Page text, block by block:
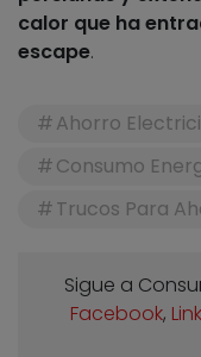
calor que ha
escape.
Ahorro
Consumo
Trucos Para
Sigue a
Facebook,